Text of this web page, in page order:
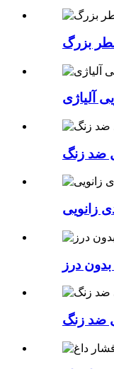
قطر بزرگ
آلیاژی
ضد زنگ
زانویی
بدون درز
ضد زنگ